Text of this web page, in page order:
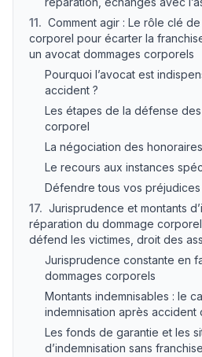
11. Comment agir : Le rôle clé
corporel pour écarter la
un avocat dommages corporels
Pourquoi l’avocat est
accident ?
Les étapes de la défense
corporel
La négociation des
Le recours aux instances
Défendre tous vos préjudices
17. Jurisprudence et montants
réparation du dommage
défend les victimes, droit des
Jurisprudence constante en
dommages corporels
Montants indemnisables : le
indemnisation après accident
Les fonds de garantie et les
d’indemnisation sans franchise